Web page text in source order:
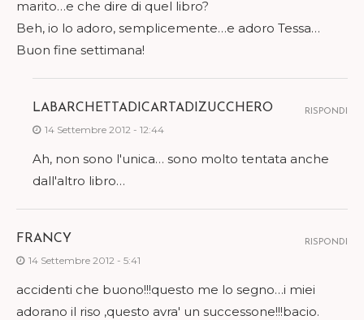
marito…e che dire di quel libro?
Beh, io lo adoro, semplicemente…e adoro Tessa…
Buon fine settimana!
LABARCHETTADICARTADIZUCCHERO
14 Settembre 2012 - 12:44
Ah, non sono l'unica… sono molto tentata anche
dall'altro libro…
RISPONDI
FRANCY
14 Settembre 2012 - 5:41
accidenti che buono!!!questo me lo segno…i miei
adorano il riso ,questo avra' un successone!!!bacio.
RISPONDI